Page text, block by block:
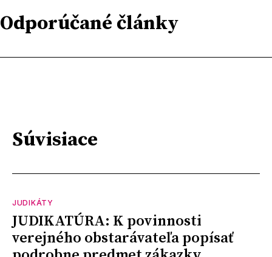
Odporúčané články
Súvisiace
JUDIKÁTY
JUDIKATÚRA: K povinnosti
verejného obstarávateľa popísať